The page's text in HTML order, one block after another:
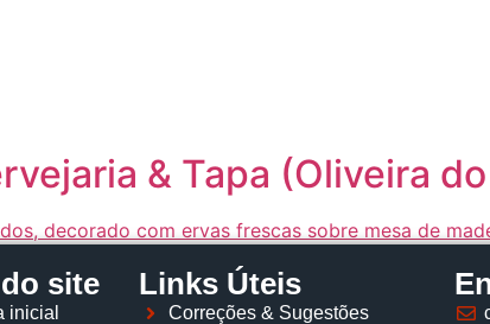
& Tapa (Oliveira
site
inicial
Links Úteis
Correções & Sugestões